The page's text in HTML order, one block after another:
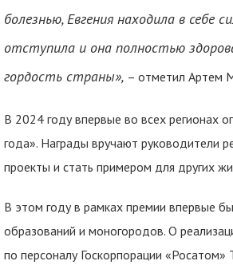
болезнью, Евгения находила в себе
отступила и она полностью
гордость страны», – отметил Артем
В 2024 году впервые во всех регионах
года». Награды вручают руководители
проекты и стать примером для других
В этом году в рамках премии впервые
образований и моногородов. О
по персоналу Госкорпорации